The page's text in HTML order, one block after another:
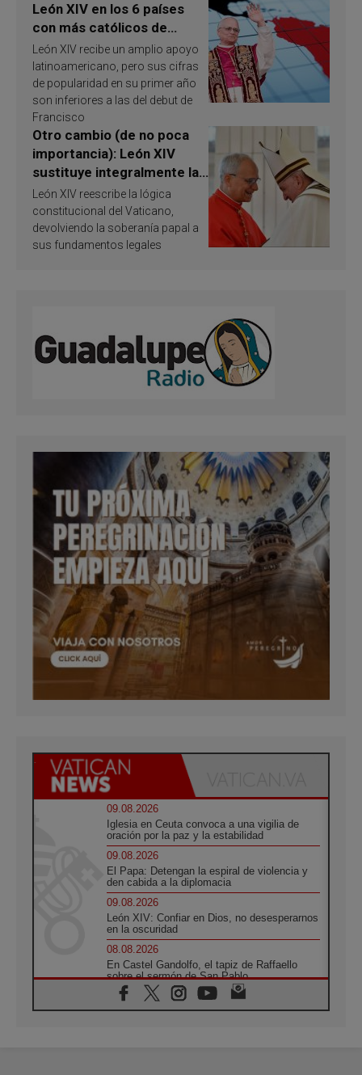
León XIV en los 6 países
con más católicos de
América Latina en 2026?
Publican resultados de
investigación
León XIV recibe un amplio apoyo
latinoamericano, pero sus cifras
de popularidad en su primer año
son inferiores a las del debut de
Francisco
Otro cambio (de no poca
importancia): León XIV
sustituye integralmente la
ley vaticana de Papa
Francisco
León XIV reescribe la lógica
constitucional del Vaticano,
devolviendo la soberanía papal a
sus fundamentos legales
09.08.2026
Iglesia en Ceuta convoca a una vigilia de
oración por la paz y la estabilidad
09.08.2026
El Papa: Detengan la espiral de violencia y
den cabida a la diplomacia
09.08.2026
León XIV: Confiar en Dios, no desesperarnos
en la oscuridad
08.08.2026
En Castel Gandolfo, el tapiz de Raffaello
sobre el sermón de San Pablo
08.08.2026
En Colombia, «la paz no se compra con una